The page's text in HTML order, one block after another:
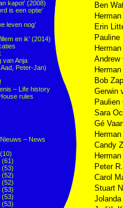
kapot’ (2008)
is een optie’
leven nog’
en ik’ (2014)
van Anja
Peter-Jan)
– Life history
rules
– News
(10)
(61)
(53)
(52)
(52)
(53)
(53)
(53)
Ben
Erin
Andrew
Bob
Gerwin
Sara
Gé
Candy
Peter
Carol
Stuart